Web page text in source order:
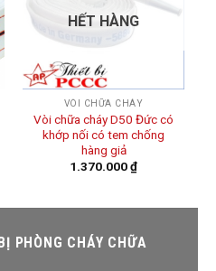
HẾT HÀNG
VÒI CHỮA CHÁY
Vòi chữa cháy D50 Đức có
khớp nối có tem chống
hàng giả
1.370.000₫
PHÒNG CHÁY CHỮA